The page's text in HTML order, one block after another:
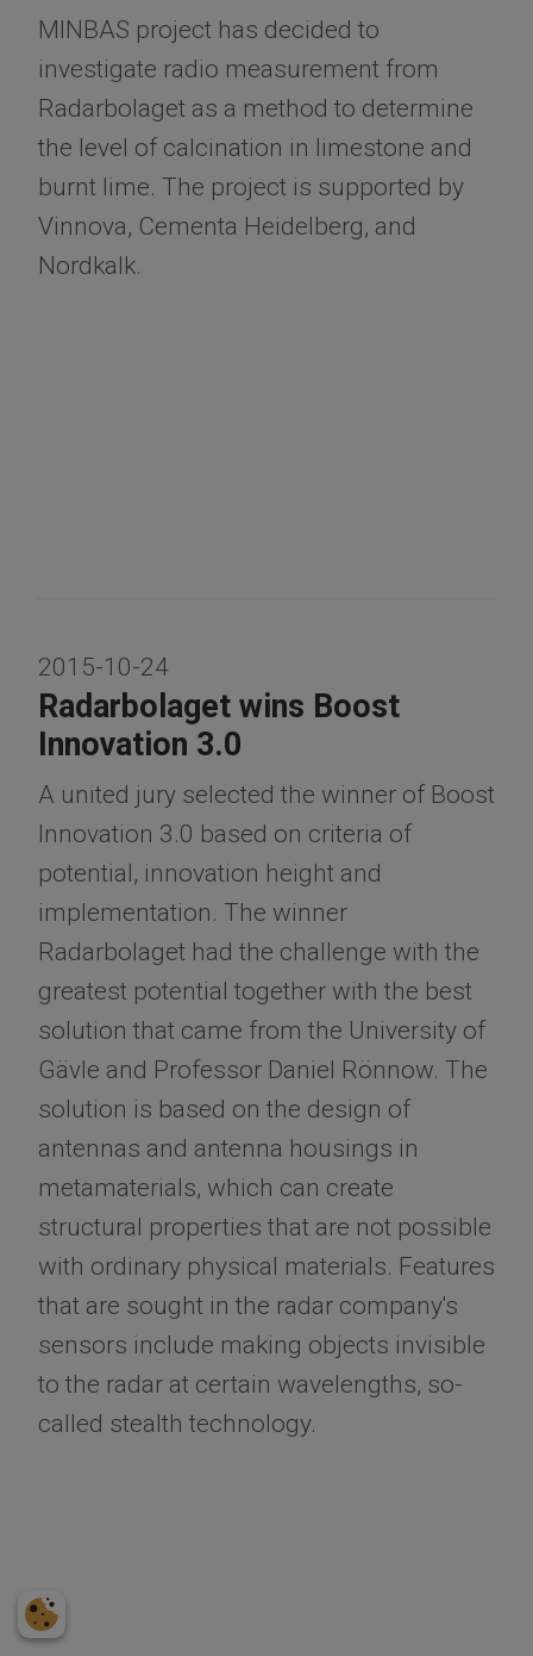
MINBAS project has decided to
investigate radio measurement from
Radarbolaget as a method to determine
the level of calcination in limestone and
burnt lime. The project is supported by
Vinnova, Cementa Heidelberg, and
Nordkalk.
2015-10-24
Radarbolaget wins Boost
Innovation 3.0
A united jury selected the winner of Boost
Innovation 3.0 based on criteria of
potential, innovation height and
implementation. The winner
Radarbolaget had the challenge with the
greatest potential together with the best
solution that came from the University of
Gävle and Professor Daniel Rönnow. The
solution is based on the design of
antennas and antenna housings in
metamaterials, which can create
structural properties that are not possible
with ordinary physical materials. Features
that are sought in the radar company's
sensors include making objects invisible
to the radar at certain wavelengths, so-
called stealth technology.